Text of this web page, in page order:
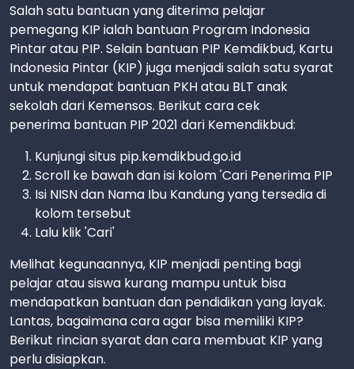
Salah satu bantuan yang diterima pelajar
pemegang KIP ialah bantuan Program Indonesia
Pintar atau PIP. Selain bantuan PIP Kemdikbud, Kartu
Indonesia Pintar (KIP) juga menjadi salah satu syarat
untuk mendapat bantuan PKH atau BLT anak
sekolah dari Kemensos. Berikut cara cek
penerima bantuan PIP 2021 dari Kemendikbud:
Kunjungi situs pip.kemdikbud.go.id
Scroll ke bawah dan isi kolom 'Cari Penerima PIP
Isi NISN dan Nama Ibu Kandung yang tersedia di
kolom tersebut
Lalu klik 'Cari'
Melihat kegunaannya, KIP menjadi penting bagi
pelajar atau siswa kurang mampu untuk bisa
mendapatkan bantuan dan pendidikan yang layak.
Lantas, bagaimana cara agar bisa memiliki KIP?
Berikut rincian syarat dan cara membuat KIP yang
perlu disiapkan.